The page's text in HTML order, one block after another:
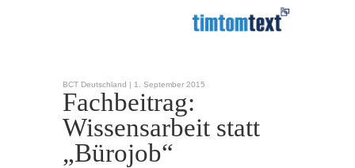
BCT Deutschland | 1. September 2015
Fachbeitrag:
Wissensarbeit statt
„Bürojob“